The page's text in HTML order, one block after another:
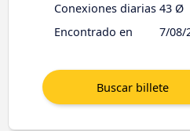
Conexiones diarias 43 Ø
Encontrado en
7/08/